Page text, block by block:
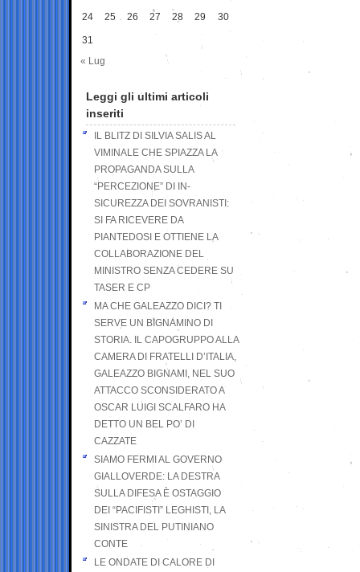
24 25 26 27 28 29 30
31
« Lug
Leggi gli ultimi articoli
inseriti
IL BLITZ DI SILVIA SALIS AL
VIMINALE CHE SPIAZZA LA
PROPAGANDA SULLA
“PERCEZIONE” DI IN-
SICUREZZA DEI SOVRANISTI:
SI FA RICEVERE DA
PIANTEDOSI E OTTIENE LA
COLLABORAZIONE DEL
MINISTRO SENZA CEDERE SU
TASER E CP
MA CHE GALEAZZO DICI? TI
SERVE UN BIGNAMINO DI
STORIA. IL CAPOGRUPPO ALLA
CAMERA DI FRATELLI D’ITALIA,
GALEAZZO BIGNAMI, NEL SUO
ATTACCO SCONSIDERATO A
OSCAR LUIGI SCALFARO HA
DETTO UN BEL PO’ DI
CAZZATE
SIAMO FERMI AL GOVERNO
GIALLOVERDE: LA DESTRA
SULLA DIFESA È OSTAGGIO
DEI “PACIFISTI” LEGHISTI, LA
SINISTRA DEL PUTINIANO
CONTE
LE ONDATE DI CALORE DI